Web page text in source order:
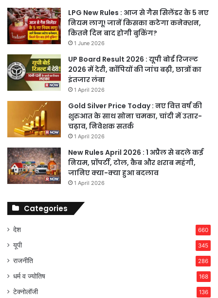
LPG New Rules : आज से गैस सिलेंडर के 5 नए
नियम लागू! जानें किसका कटेगा कनेक्शन,
कितने दिन बाद होगी बुकिंग?
1 June 2026
UP Board Result 2026 : यूपी बोर्ड रिजल्ट
2026 में देरी, कॉपियों की जांच बढ़ी, छात्रों का
इंतजार लंबा
1 April 2026
Gold Silver Price Today : नए वित्त वर्ष की
शुरुआत के साथ सोना चमका, चांदी में उतार-
चढ़ाव, निवेशक सतर्क
1 April 2026
New Rules April 2026 : 1 अप्रैल से बदले कई
नियम, प्रॉपर्टी, टोल, कैब और शराब महंगी,
जानिए क्या-क्या हुआ बदलाव
1 April 2026
Categories
देश 660
यूपी 345
राजनीति 286
धर्म व ज्योतिष 168
टेक्नोलॉजी 136